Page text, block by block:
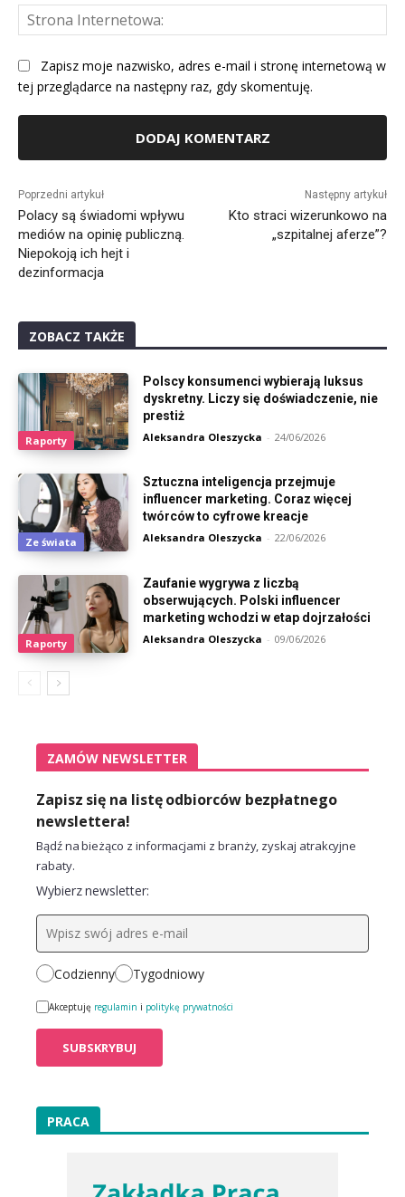
Zapisz moje nazwisko, adres e-mail i stronę internetową w
tej przeglądarce na następny raz, gdy skomentuję.
Poprzedni artykuł
Polacy są świadomi wpływu
mediów na opinię publiczną.
Niepokoją ich hejt i
dezinformacja
Następny artykuł
Kto straci wizerunkowo na
„szpitalnej aferze”?
ZOBACZ TAKŻE
Raporty
Polscy konsumenci wybierają luksus
dyskretny. Liczy się doświadczenie, nie
prestiż
Aleksandra Oleszycka - 24/06/2026
Ze świata
Sztuczna inteligencja przejmuje
influencer marketing. Coraz więcej
twórców to cyfrowe kreacje
Aleksandra Oleszycka - 22/06/2026
Raporty
Zaufanie wygrywa z liczbą
obserwujących. Polski influencer
marketing wchodzi w etap dojrzałości
Aleksandra Oleszycka - 09/06/2026
ZAMÓW NEWSLETTER
Zapisz się na listę odbiorców bezpłatnego
newslettera!
Bądź na bieżąco z informacjami z branży, zyskaj atrakcyjne
rabaty.
Wybierz newsletter:
Codzienny Tygodniowy
Akceptuję regulamin i politykę prywatności
PRACA